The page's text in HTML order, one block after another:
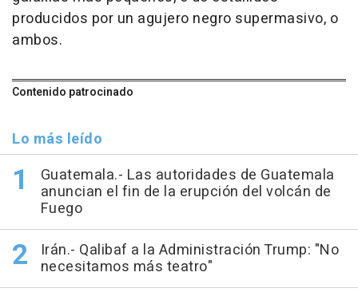
producidos por un agujero negro supermasivo, o
ambos.
Contenido patrocinado
Lo más leído
Guatemala.- Las autoridades de Guatemala
anuncian el fin de la erupción del volcán de
Fuego
Irán.- Qalibaf a la Administración Trump: "No
necesitamos más teatro"